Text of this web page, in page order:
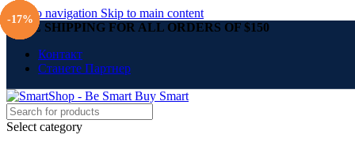
Skip to navigation Skip to main content
FREE SHIPPING FOR ALL ORDERS OF $150
Контакт
Станете Партнер
Select category
-31%
-24%
-16%
-23%
-17%